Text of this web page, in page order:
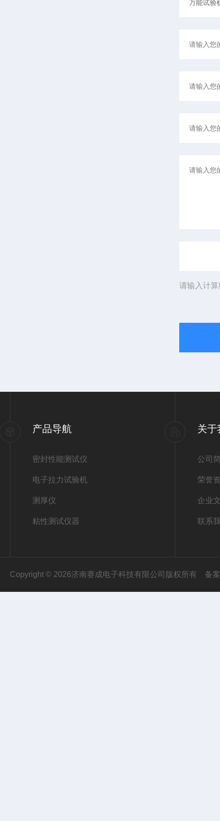
请输入计
产品导航
密封性能测试仪
电子拉力试验机
测厚仪
粘性测试仪器
关于
公司
荣誉
企业
联系
Copyright © 2026济南赛成电子科技有限公司版权所有 备